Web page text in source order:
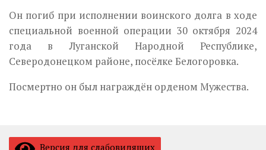
Он погиб при исполнении воинского долга в ходе
специальной военной операции 30 октября 2024
года в Луганской Народной Республике,
Северодонецком районе, посёлке Белогоровка.
Посмертно он был награждён орденом Мужества.
Версия для слабовидящих